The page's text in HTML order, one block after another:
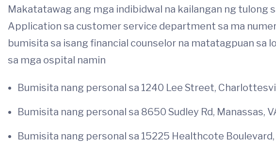
Makatatawag ang mga indibidwal na kailangan ng tulong
Application sa customer service department sa ma
bumisita sa isang financial counselor na matatagpuan sa
sa mga ospital namin
Bumisita nang personal sa 1240 Lee Street,
Bumisita nang personal sa 8650 Sudley Rd, Manassas,
Bumisita nang personal sa 15225 Healthcote